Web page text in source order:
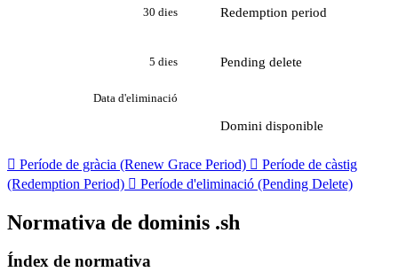
30 dies Redemption period
5 dies Pending delete
Data d'eliminació
Domini disponible
 Període de gràcia (Renew Grace Period)  Període de càstig
(Redemption Period)  Període d'eliminació (Pending Delete)
Normativa de dominis .sh
Índex de normativa